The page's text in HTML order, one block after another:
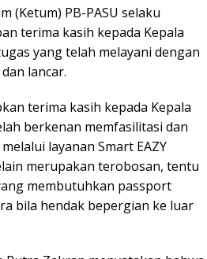
(Ketum) PB-PASU selaku
terima kasih kepada Kepala
yang telah melayani dengan
lancar.
terima kasih kepada Kepala
berkenan memfasilitasi dan
layanan Smart EAZY
merupakan terobosan, tentu
membutuhkan passport
bila hendak bepergian ke luar